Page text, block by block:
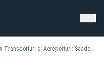
Caracatița din Transporturi și Aeroporturi: Saadeh Hardan, Felix Rache, Bogdan Mândrescu, George Dorobanțu, Paul Gheorghiu – sifoanele acoperite, regii furturilor și combinatorii contractelor - ANCHETĂ JURNALISTICĂ